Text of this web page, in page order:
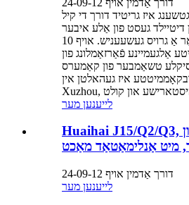
איז גריטיד דורך די קיל
דיטיילד געסט פון אַלע איבער
די מדינה קלייַבן זיך פֿאַר אַ גרויס געשעעניש. אויף 10
אַלגעמיינע פֿאַרזאַמלונג פון
טשאַמבער פון קאַמערס
איז געהאלטן אין
לייענען מער
Huaihai J15/Q2/Q3, דער מלך פון
דורך אַדמין אויף 24-09-12
לייענען מער